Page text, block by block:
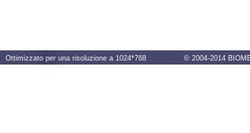
Ottimizzato per una risoluzione a 1024*768 © 2004-2014